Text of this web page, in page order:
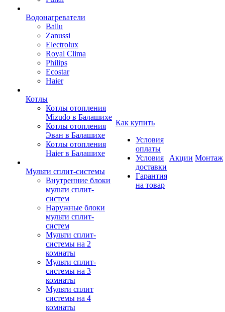
Водонагреватели
Ballu
Zanussi
Electrolux
Royal Clima
Philips
Ecostar
Haier
Котлы
Котлы отопления
Mizudo в Балашихе
Котлы отопления
Эван в Балашихе
Котлы отопления
Haier в Балашихе
Мульти сплит-системы
Внутренние блоки
мульти сплит-
систем
Наружные блоки
мульти сплит-
систем
Мульти сплит-
системы на 2
комнаты
Мульти сплит-
системы на 3
комнаты
Мульти сплит
системы на 4
комнаты
Как купить
Условия
оплаты
Условия
доставки
Гарантия
на товар
Акции Монтаж